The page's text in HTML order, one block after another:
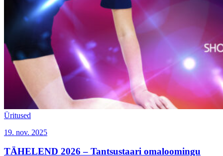
Üritused
19. nov. 2025
TÄHELEND 2026 – Tantsustaari omaloomingu